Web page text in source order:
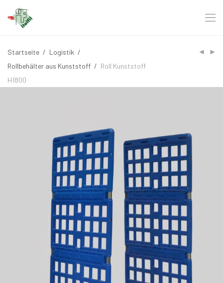
Startseite / Logistik /
Rollbehälter aus Kunststoff / Roll Kunststoff
H1800